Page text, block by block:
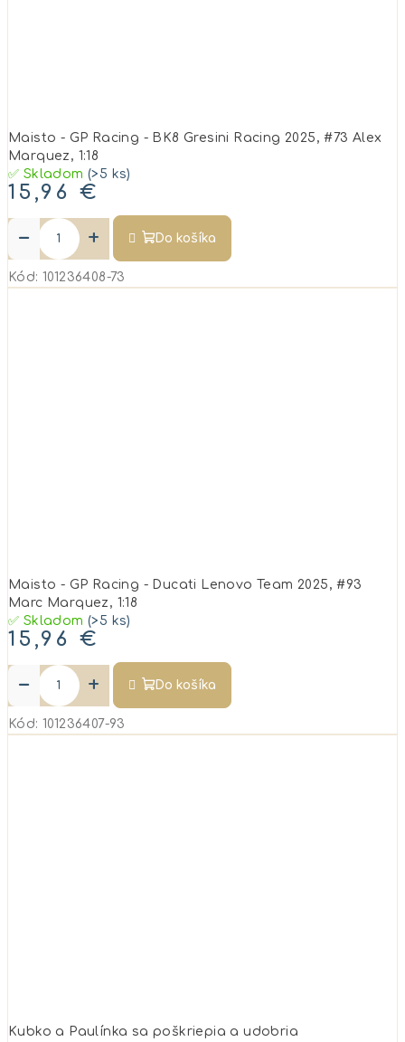
Maisto - GP Racing - BK8 Gresini Racing 2025, #73 Alex
Marquez, 1:18
✅ Skladom(>5 ks)
15,96 €
+
− Do košíka
Kód: 101236408-73
Maisto - GP Racing - Ducati Lenovo Team 2025, #93
Marc Marquez, 1:18
✅ Skladom(>5 ks)
15,96 €
+
− Do košíka
Kód: 101236407-93
Kubko a Paulínka sa poškriepia a udobria